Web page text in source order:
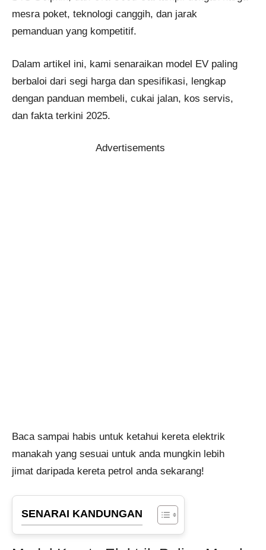
mesra poket, teknologi canggih, dan jarak
pemanduan yang kompetitif.
Dalam artikel ini, kami senaraikan model EV paling
berbaloi dari segi harga dan spesifikasi, lengkap
dengan panduan membeli, cukai jalan, kos servis,
dan fakta terkini 2025.
Advertisements
Baca sampai habis untuk ketahui kereta elektrik
manakah yang sesuai untuk anda mungkin lebih
jimat daripada kereta petrol anda sekarang!
SENARAI KANDUNGAN